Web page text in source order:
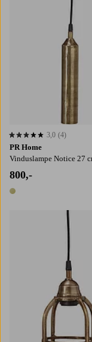
PR Home
Vinduslampe Notice 27
800,-
1 farge
3,0 basert på 4
3,0 (4)